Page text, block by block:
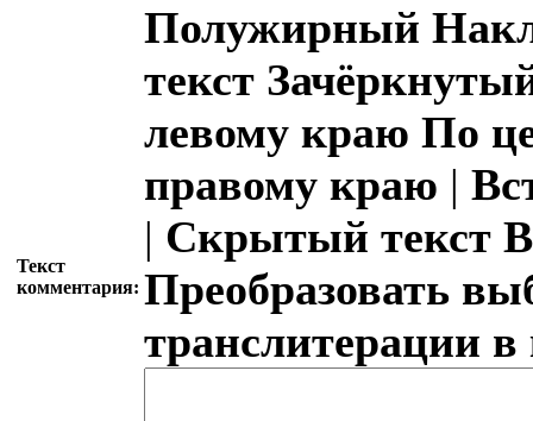
Текст
комментария:
Полужирный
текст
левому краю По
правому краю |
| Скрытый текст
Преобразовать
транслитерации